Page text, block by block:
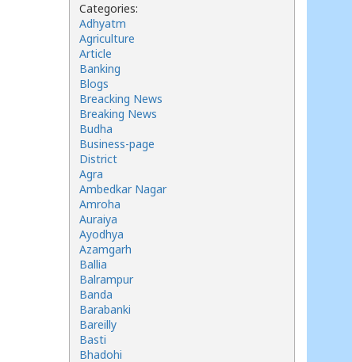
Categories:
Adhyatm
Agriculture
Article
Banking
Blogs
Breacking News
Breaking News
Budha
Business-page
District
Agra
Ambedkar Nagar
Amroha
Auraiya
Ayodhya
Azamgarh
Ballia
Balrampur
Banda
Barabanki
Bareilly
Basti
Bhadohi